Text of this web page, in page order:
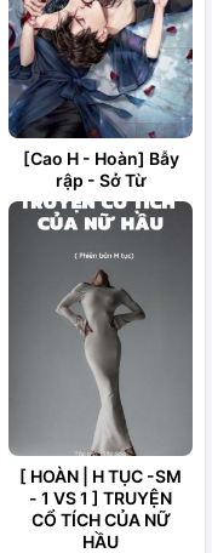
[Cao H - Hoàn] Bẫy
rập - Sở Từ
[ HOÀN | H TỤC -SM
- 1 VS 1 ] TRUYỆN
CỔ TÍCH CỦA NỮ
HẦU